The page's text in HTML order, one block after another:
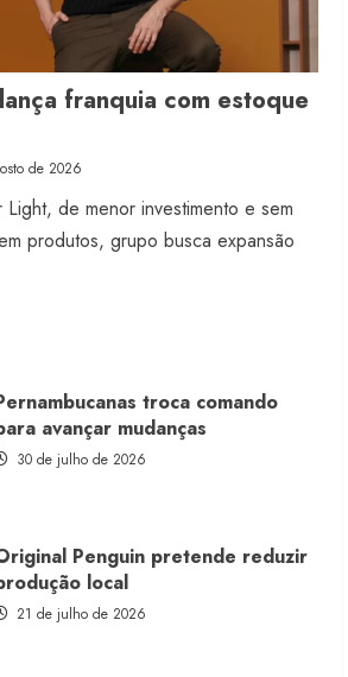
franquia com estoque
de 2026
de menor investimento e sem
produtos, grupo busca expansão
troca comando
avançar mudanças
30 de julho de 2026
Penguin pretende reduzir
local
21 de julho de 2026